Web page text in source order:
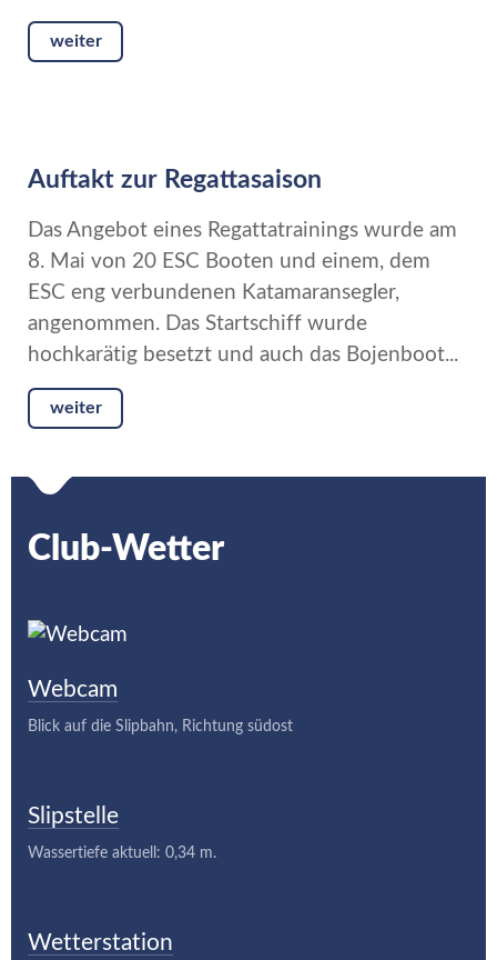
weiter
Auftakt zur Regattasaison
Das Angebot eines Regattatrainings wurde am
8. Mai von 20 ESC Booten und einem, dem
ESC eng verbundenen Katamaransegler,
angenommen. Das Startschiff wurde
hochkarätig besetzt und auch das Bojenboot...
weiter
Club-Wetter
Webcam
Blick auf die Slipbahn, Richtung südost
Slipstelle
Wassertiefe aktuell: 0,34 m.
Wetterstation